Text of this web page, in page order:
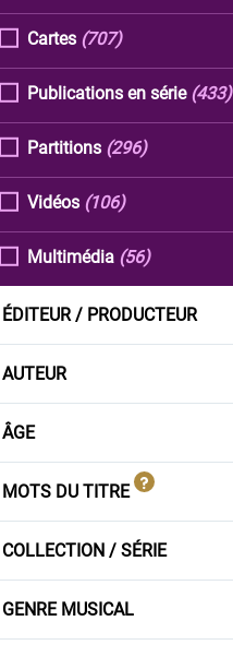
Cartes (707)
Publications en série (433)
Partitions (296)
Vidéos (106)
Multimédia (56)
ÉDITEUR / PRODUCTEUR
AUTEUR
ÂGE
MOTS DU TITRE
COLLECTION / SÉRIE
GENRE MUSICAL